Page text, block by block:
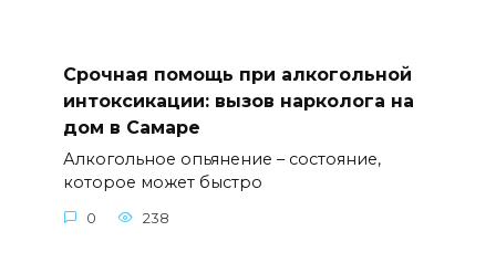
Срочная помощь при алкогольной
интоксикации: вызов нарколога на
дом в Самаре
Алкогольное опьянение – состояние,
которое может быстро
0 238